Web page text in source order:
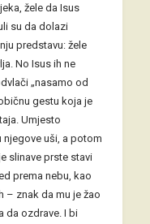
žele da Isus
su da dolazi
predstavu: žele
No Isus ih ne
„nasamo od
gestu koja je
Umjesto
njegove uši, a potom
slinave prste stavi
prema nebu, kao
– znak da mu je žao
da ozdrave. I bi